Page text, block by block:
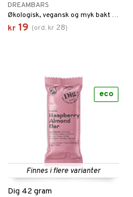
DREAMBARS
Økologisk, vegansk og myk bakt bar med smak av eplepai, laget av naturlige råvarer og kanel.
kr 19 (ord. kr 28)
Finnes i flere varianter
Dig 42 gram
eco